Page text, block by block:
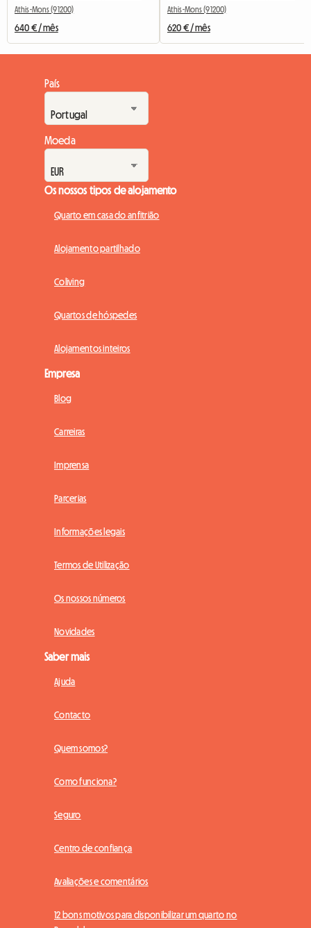
Athis-Mons (91200)
640 € / mês
Athis-Mons (91200)
620 € / mês
País
Moeda
Os nossos tipos de alojamento
Quarto em casa do anfitrião
Alojamento partilhado
Coliving
Quartos de hóspedes
Alojamentos inteiros
Empresa
Blog
Carreiras
Imprensa
Parcerias
Informações legais
Termos de Utilização
Os nossos números
Novidades
Saber mais
Ajuda
Contacto
Quem somos?
Como funciona?
Seguro
Centro de confiança
Avaliações e comentários
12 bons motivos para disponibilizar um quarto no